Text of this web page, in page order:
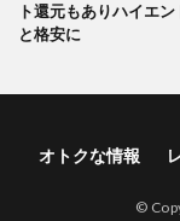
ト還元もありハイエ
と格安に
オトクな情報
©